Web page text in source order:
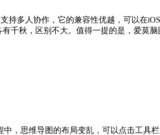
多人协作，它的兼容性优越，可以在
千秋，区别不大。值得一提的是，爱莫
，思维导图的布局变乱，可以点击工具